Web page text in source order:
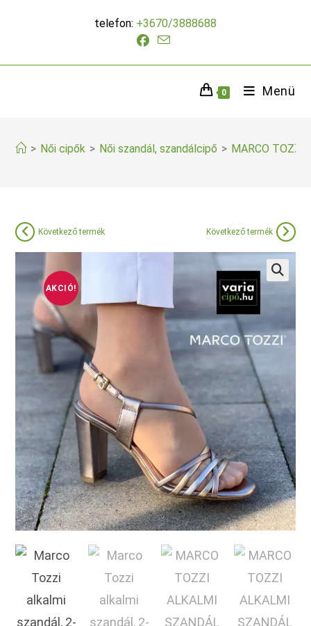
telefon: +3670/3888688
0 Menü
> Női cipők > Női szandál, szandálcipő > MARCO TOZZI
AKCIÓ!
Következő termék Következő termék